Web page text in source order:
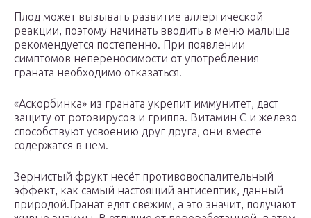
Плод может вызывать развитие аллергической
реакции, поэтому начинать вводить в меню малыша
рекомендуется постепенно. При появлении
симптомов непереносимости от употребления
граната необходимо отказаться.
«Аскорбинка» из граната укрепит иммунитет, даст
защиту от ротовирусов и гриппа. Витамин С и железо
способствуют усвоению друг друга, они вместе
содержатся в нем.
Зернистый фрукт несёт противовоспалительный
эффект, как самый настоящий антисептик, данный
природой.Гранат едят свежим, а это значит, получают